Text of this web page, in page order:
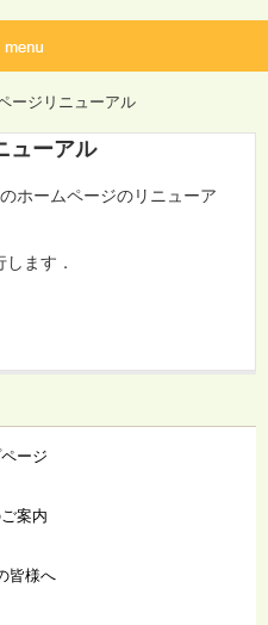
ージリニューアル
ューアル
ホームページのリニューア
ます．
ージ
案内
皆様へ